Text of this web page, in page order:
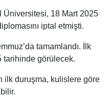
Üniversitesi, 18 Mart 2025
iptal etmişti.
tamamlandı. İlk
tarihinde görülecek.
ilk duruşma, kulislere göre